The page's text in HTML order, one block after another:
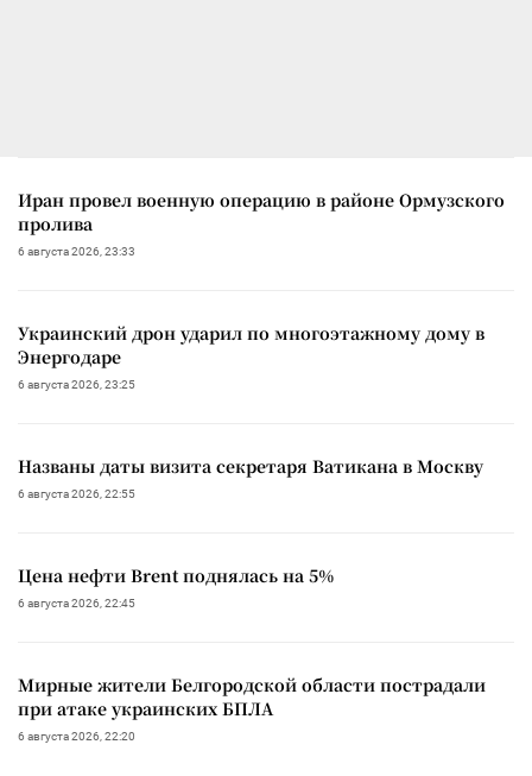
Иран провел военную операцию в районе Ормузского
пролива
6 августа 2026, 23:33
Украинский дрон ударил по многоэтажному дому в
Энергодаре
6 августа 2026, 23:25
Названы даты визита секретаря Ватикана в Москву
6 августа 2026, 22:55
Цена нефти Brent поднялась на 5%
6 августа 2026, 22:45
Мирные жители Белгородской области пострадали
при атаке украинских БПЛА
6 августа 2026, 22:20